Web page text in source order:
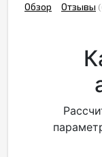
Оплата
Обзор Отзывы